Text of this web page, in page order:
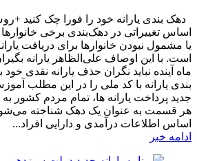
دهک بندی یارانه خود را فورا چک کنید
اساس تغییراتی در دهک‌بندی برخی
یا مشمول نبودن خانوارها برای دریافت
است. با این اوصاف علی‌الظاهر یارانه
ماه آینده نباید نگران حذف یارانه نقدی
بندی یارانه با کد ملی را در این مطلب
هر قسمت به عنوان یک دهک شناخته می‌شود.
اساس اطلاعات درآمدی و دارایی افراد...
ادامه خبر